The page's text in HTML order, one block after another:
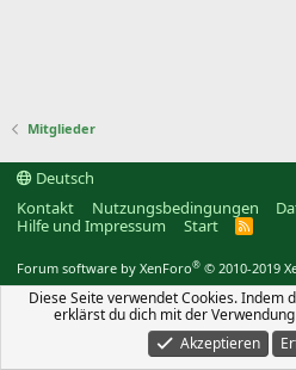
Mitglieder
Deutsch
Kontakt
Nutzungsbedingungen
Hilfe und Impressum
Start
R
Forum software by XenForo® © 2010-2019
Diese Seite verwendet Cookies. Indem
erklärst du dich mit der
Akzeptieren